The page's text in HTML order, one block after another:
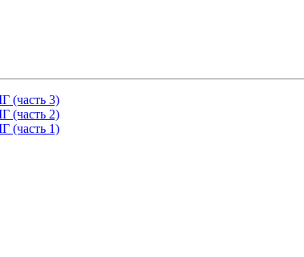
(часть 3)
(часть 2)
(часть 1)